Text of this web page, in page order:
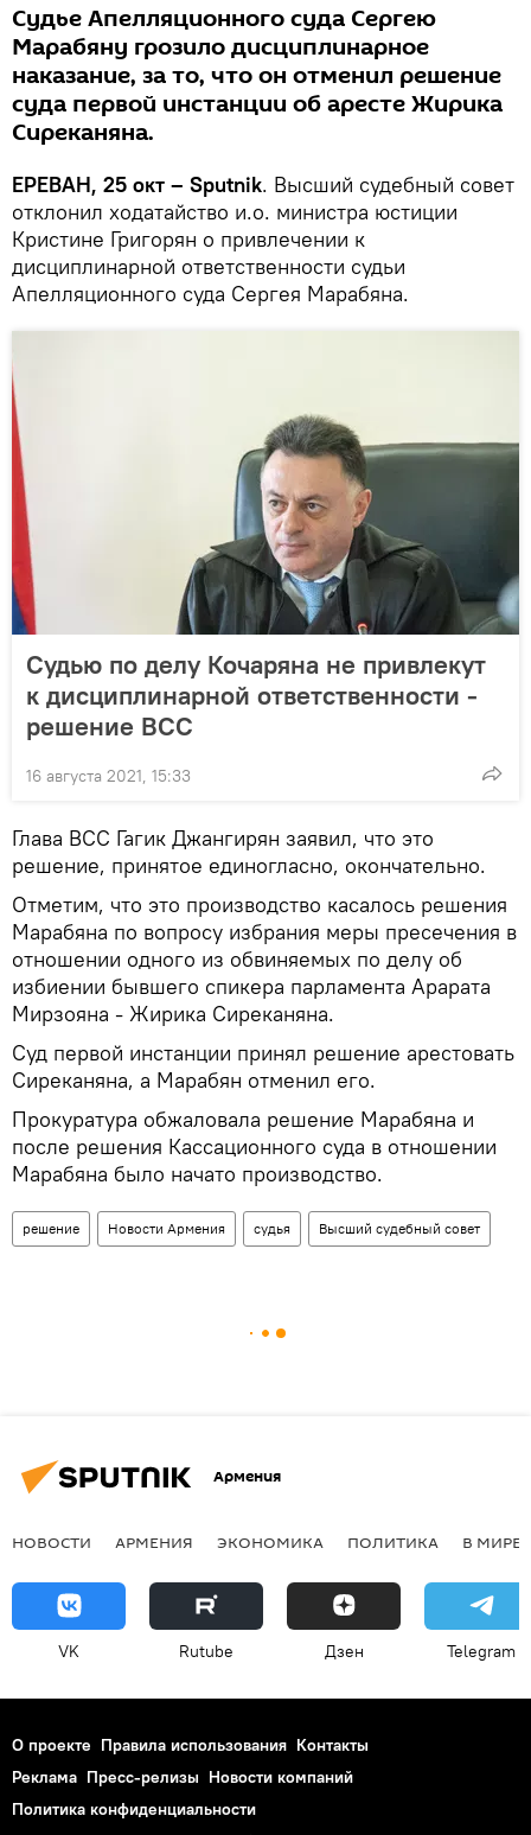
Судье Апелляционного суда Сергею
Марабяну грозило дисциплинарное
наказание, за то, что он отменил решение
суда первой инстанции об аресте Жирика
Сиреканяна.
ЕРЕВАН, 25 окт – Sputnik. Высший судебный совет
отклонил ходатайство и.о. министра юстиции
Кристине Григорян о привлечении к
дисциплинарной ответственности судьи
Апелляционного суда Сергея Марабяна.
Судью по делу Кочаряна не привлекут
к дисциплинарной ответственности -
решение ВСС
16 августа 2021, 15:33
Глава ВСС Гагик Джангирян заявил, что это
решение, принятое единогласно, окончательно.
Отметим, что это производство касалось решения
Марабяна по вопросу избрания меры пресечения в
отношении одного из обвиняемых по делу об
избиении бывшего спикера парламента Арарата
Мирзояна - Жирика Сиреканяна.
Суд первой инстанции принял решение арестовать
Сиреканяна, а Марабян отменил его.
Прокуратура обжаловала решение Марабяна и
после решения Кассационного суда в отношении
Марабяна было начато производство.
решение Новости Армения судья Высший судебный совет
Армения
НОВОСТИ АРМЕНИЯ ЭКОНОМИКА ПОЛИТИКА В МИРЕ
VK Rutube Дзен Telegram
О проекте Правила использования Контакты
Реклама Пресс-релизы Новости компаний
Политика конфиденциальности